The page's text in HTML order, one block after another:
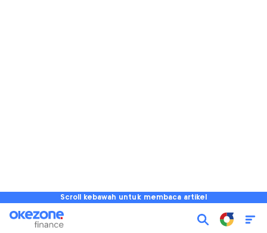
Scroll kebawah untuk membaca artikel